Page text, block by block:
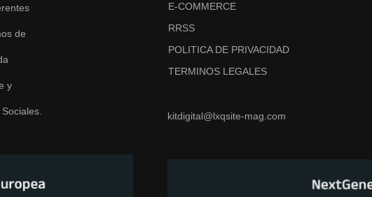
de
y
E-COMMERCE
RRSS
POLITICA DE PRIVACIDAD
TERMINOS LEGALES
kitdigital@lxqsite-mag.com